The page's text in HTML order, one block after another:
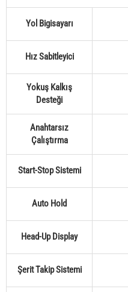
Yol Bigisayarı
Hız Sabitleyici
Yokuş Kalkış
Desteği
Anahtarsız
Çalıştırma
Start-Stop Sistemi
Auto Hold
Head-Up Display
Şerit Takip Sistemi